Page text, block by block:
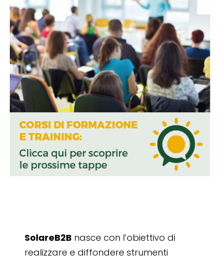
SolareB2B nasce con l’obiettivo di
realizzare e diffondere strumenti